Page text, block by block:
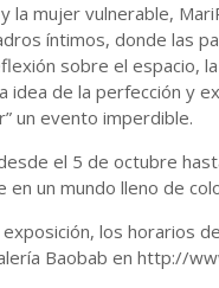
mujer vulnerable,
íntimos, donde las
sobre el espacio,
idea de la perfección y
un evento imperdible.
el 5 de octubre
un mundo lleno de
los horarios
Baobab en http://